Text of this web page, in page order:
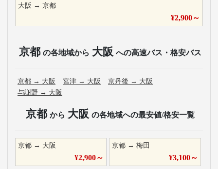
大阪 → 京都
¥2,900～
京都 の各地域から 大阪 への高速バス・格安バス
京都 → 大阪 宮津 → 大阪 京丹後 → 大阪
与謝野 → 大阪
京都 から 大阪 の各地域への最安値/格安一覧
京都 → 大阪
¥2,900～
京都 →梅田
¥3,100～